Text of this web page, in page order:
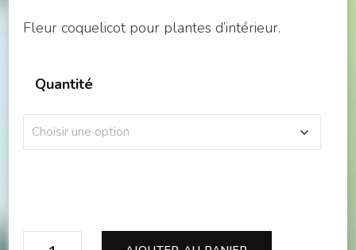
prix :
12,00 €
Fleur coquelicot pour plantes d’intérieur.
Quantité
quantité